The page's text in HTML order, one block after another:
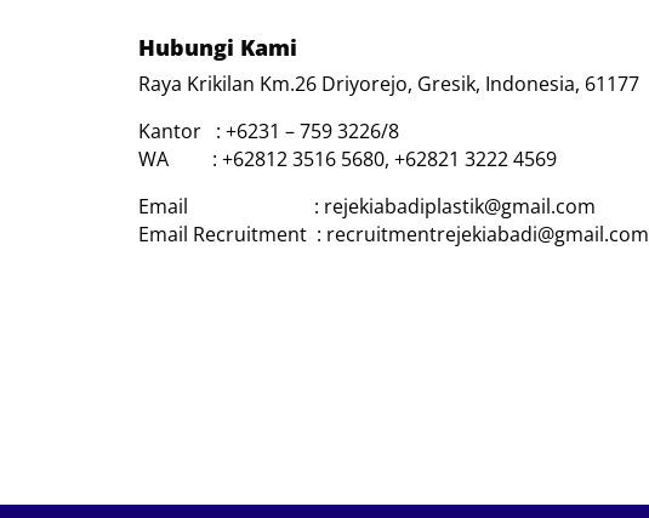
Hubungi Kami
Raya Krikilan Km.26 Driyorejo, Gresik, Indonesia, 61177
Kantor : +6231 – 759 3226/8
WA : +62812 3516 5680, +62821 3222 4569
Email : rejekiabadiplastik@gmail.com
Email Recruitment : recruitmentrejekiabadi@gmail.com